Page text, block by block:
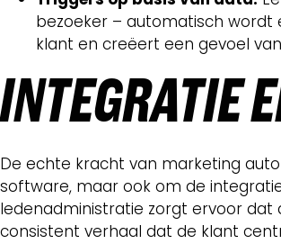
bezoeker – automatisch wordt
klant en creëert een gevoel
INTEGRATIE
De echte kracht van marketing
software, maar ook om de
ledenadministratie zorgt ervoor
consistent verhaal dat de klant